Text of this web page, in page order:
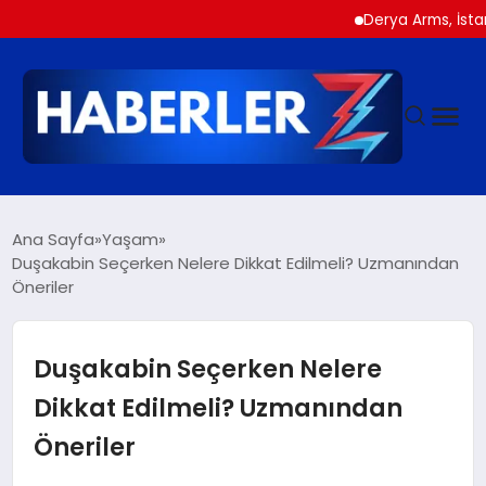
Derya Arms, İstanbul
SIYASET
DÜNYA
EKONOMI
Ana Sayfa Yaşam
Duşakabin Seçerken Nelere Dikkat Edilmeli? Uzmanından
Öneriler
Duşakabin Seçerken Nelere
Dikkat Edilmeli? Uzmanından
Öneriler